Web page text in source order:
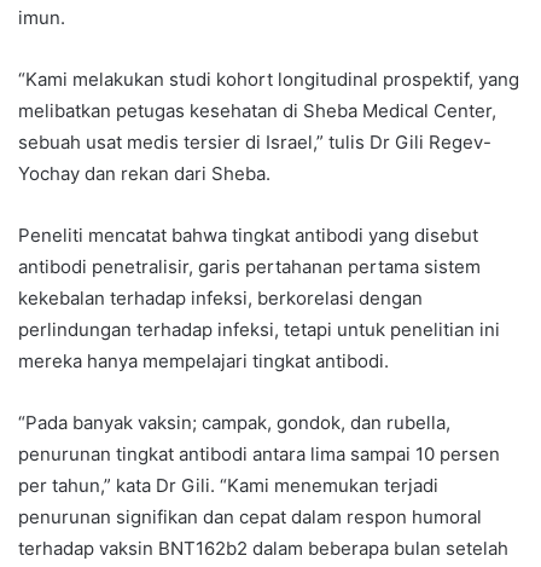
imun.
“Kami melakukan studi kohort longitudinal prospektif, yang
melibatkan petugas kesehatan di Sheba Medical Center,
sebuah usat medis tersier di Israel,” tulis Dr Gili Regev-
Yochay dan rekan dari Sheba.
Peneliti mencatat bahwa tingkat antibodi yang disebut
antibodi penetralisir, garis pertahanan pertama sistem
kekebalan terhadap infeksi, berkorelasi dengan
perlindungan terhadap infeksi, tetapi untuk penelitian ini
mereka hanya mempelajari tingkat antibodi.
“Pada banyak vaksin; campak, gondok, dan rubella,
penurunan tingkat antibodi antara lima sampai 10 persen
per tahun,” kata Dr Gili. “Kami menemukan terjadi
penurunan signifikan dan cepat dalam respon humoral
terhadap vaksin BNT162b2 dalam beberapa bulan setelah